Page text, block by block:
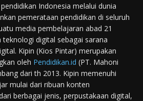
Indonesia melalui dunia
pemerataan pendidikan di seluruh
media pembelajaran abad 21
digital sebagai sarana
Kipin (Kios Pintar) merupakan
oleh Pendidikan.id (PT. Mahoni
dari th 2013. Kipin memenuhi
mulai dari ribuan konten
berbagai jenis, perpustakaan digital,